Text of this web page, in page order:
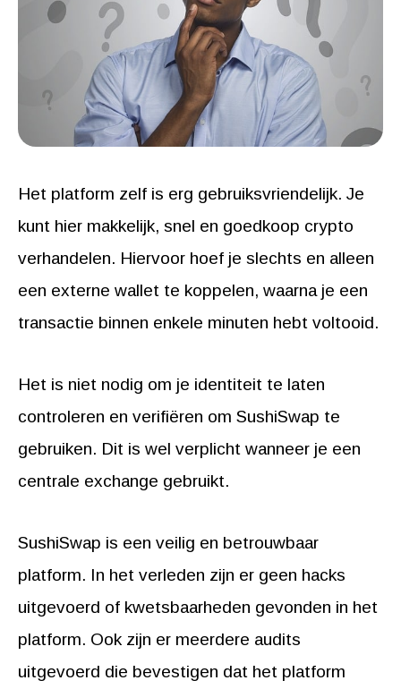
Het platform zelf is erg gebruiksvriendelijk. Je
kunt hier makkelijk, snel en goedkoop crypto
verhandelen. Hiervoor hoef je slechts en alleen
een externe wallet te koppelen, waarna je een
transactie binnen enkele minuten hebt voltooid.
Het is niet nodig om je identiteit te laten
controleren en verifiëren om SushiSwap te
gebruiken. Dit is wel verplicht wanneer je een
centrale exchange gebruikt.
SushiSwap is een veilig en betrouwbaar
platform. In het verleden zijn er geen hacks
uitgevoerd of kwetsbaarheden gevonden in het
platform. Ook zijn er meerdere audits
uitgevoerd die bevestigen dat het platform